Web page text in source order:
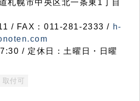
幌市中央区北一条東1丁目
/ FAX：011-281-2333 / h-
/ 定休日：土曜日・日曜
取付可